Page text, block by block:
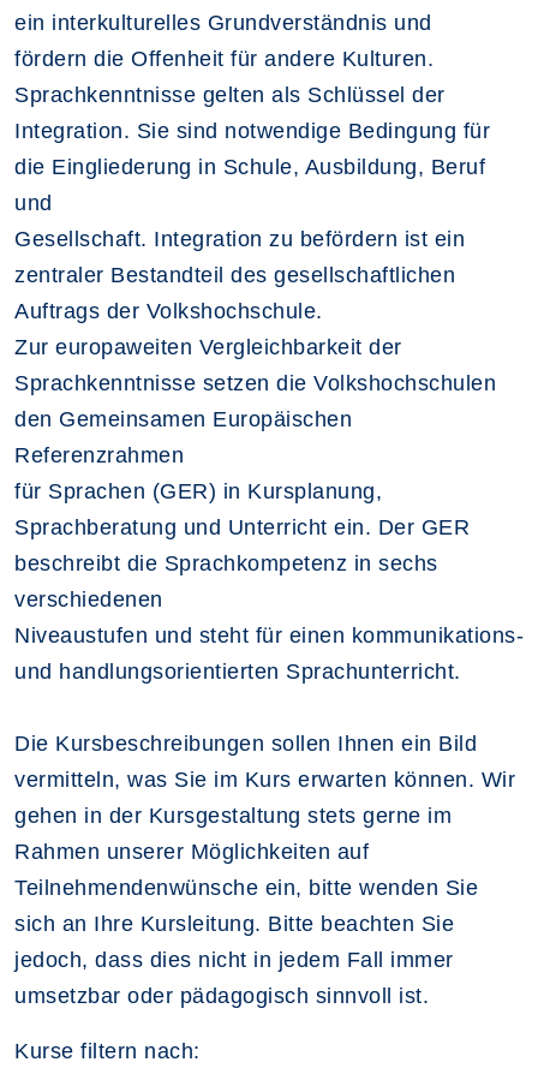
ein interkulturelles Grundverständnis und
fördern die Offenheit für andere Kulturen.
Sprachkenntnisse gelten als Schlüssel der
Integration. Sie sind notwendige Bedingung für
die Eingliederung in Schule, Ausbildung, Beruf
und
Gesellschaft. Integration zu befördern ist ein
zentraler Bestandteil des gesellschaftlichen
Auftrags der Volkshochschule.
Zur europaweiten Vergleichbarkeit der
Sprachkenntnisse setzen die Volkshochschulen
den Gemeinsamen Europäischen
Referenzrahmen
für Sprachen (GER) in Kursplanung,
Sprachberatung und Unterricht ein. Der GER
beschreibt die Sprachkompetenz in sechs
verschiedenen
Niveaustufen und steht für einen kommunikations-
und handlungsorientierten Sprachunterricht.
Die Kursbeschreibungen sollen Ihnen ein Bild
vermitteln, was Sie im Kurs erwarten können. Wir
gehen in der Kursgestaltung stets gerne im
Rahmen unserer Möglichkeiten auf
Teilnehmendenwünsche ein, bitte wenden Sie
sich an Ihre Kursleitung. Bitte beachten Sie
jedoch, dass dies nicht in jedem Fall immer
umsetzbar oder pädagogisch sinnvoll ist.
Kurse filtern nach: